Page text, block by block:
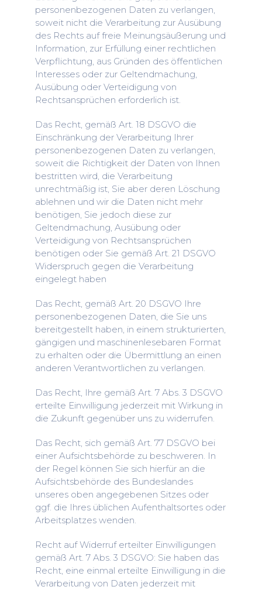
personenbezogenen Daten zu verlangen,
soweit nicht die Verarbeitung zur Ausübung
des Rechts auf freie Meinungsäußerung und
Information, zur Erfüllung einer rechtlichen
Verpflichtung, aus Gründen des öffentlichen
Interesses oder zur Geltendmachung,
Ausübung oder Verteidigung von
Rechtsansprüchen erforderlich ist.
Das Recht, gemäß Art. 18 DSGVO die
Einschränkung der Verarbeitung Ihrer
personenbezogenen Daten zu verlangen,
soweit die Richtigkeit der Daten von Ihnen
bestritten wird, die Verarbeitung
unrechtmäßig ist, Sie aber deren Löschung
ablehnen und wir die Daten nicht mehr
benötigen, Sie jedoch diese zur
Geltendmachung, Ausübung oder
Verteidigung von Rechtsansprüchen
benötigen oder Sie gemäß Art. 21 DSGVO
Widerspruch gegen die Verarbeitung
eingelegt haben
Das Recht, gemäß Art. 20 DSGVO Ihre
personenbezogenen Daten, die Sie uns
bereitgestellt haben, in einem strukturierten,
gängigen und maschinenlesebaren Format
zu erhalten oder die Übermittlung an einen
anderen Verantwortlichen zu verlangen.
Das Recht, Ihre gemäß Art. 7 Abs. 3 DSGVO
erteilte Einwilligung jederzeit mit Wirkung in
die Zukunft gegenüber uns zu widerrufen.
Das Recht, sich gemäß Art. 77 DSGVO bei
einer Aufsichtsbehörde zu beschweren. In
der Regel können Sie sich hierfür an die
Aufsichtsbehörde des Bundeslandes
unseres oben angegebenen Sitzes oder
ggf. die Ihres üblichen Aufenthaltsortes oder
Arbeitsplatzes wenden.
Recht auf Widerruf erteilter Einwilligungen
gemäß Art. 7 Abs. 3 DSGVO: Sie haben das
Recht, eine einmal erteilte Einwilligung in die
Verarbeitung von Daten jederzeit mit